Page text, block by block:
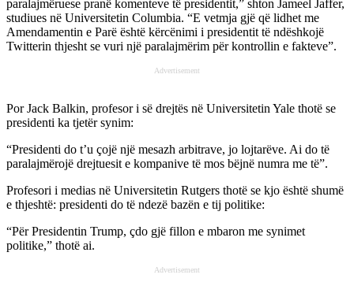
paralajmëruese pranë komenteve të presidentit,” shton Jameel Jaffer,
studiues në Universitetin Columbia. “E vetmja gjë që lidhet me
Amendamentin e Parë është kërcënimi i presidentit të ndëshkojë
Twitterin thjesht se vuri një paralajmërim për kontrollin e fakteve”.
Advertisement
Por Jack Balkin, profesor i së drejtës në Universitetin Yale thotë se
presidenti ka tjetër synim:
“Presidenti do t’u çojë një mesazh arbitrave, jo lojtarëve. Ai do të
paralajmërojë drejtuesit e kompanive të mos bëjnë numra me të”.
Profesori i medias në Universitetin Rutgers thotë se kjo është shumë
e thjeshtë: presidenti do të ndezë bazën e tij politike:
“Për Presidentin Trump, çdo gjë fillon e mbaron me synimet
politike,” thotë ai.
Advertisement